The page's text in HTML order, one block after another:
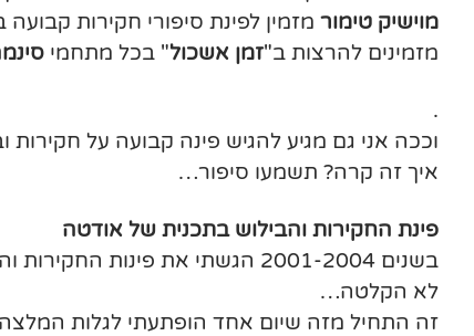
מוישיק טימור מזמין לפינת סיפורי חקירות קבועה
מזמינים להרצות ב"זמן אשכול" בכל מתחמי
.
וככה אני גם מגיע להגיש פינה קבועה על חקירות
איך זה קרה? תשמעו סיפור…
פינת החקירות והבילוש בתכנית של אודטה
בשנים 2001-2004 הגשתי את
לא הקלטה…
זה התחיל מזה שיום אחד הופתעתי לגלות